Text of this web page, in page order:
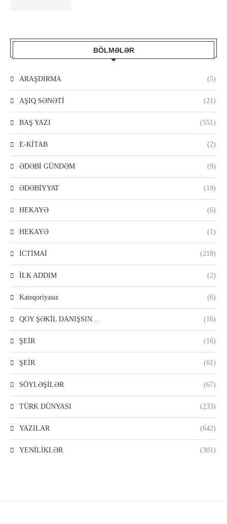
BÖLMƏLƏR
ARAŞDIRMA (5)
AŞIQ SƏNƏTİ (21)
BAŞ YAZI (551)
E-KİTAB (2)
ƏDƏBİ GÜNDƏM (9)
ƏDƏBİYYAT (19)
HEKAYƏ (6)
HEKAYƏ (1)
İCTİMAİ (218)
İLK ADDIM (2)
Kateqoriyasız (6)
QOY ŞƏKİL DANIŞSIN… (16)
ŞEİR (16)
ŞEİR (61)
SÖYLƏŞİLƏR (67)
TÜRK DÜNYASI (233)
YAZILAR (642)
YENİLİKLƏR (301)